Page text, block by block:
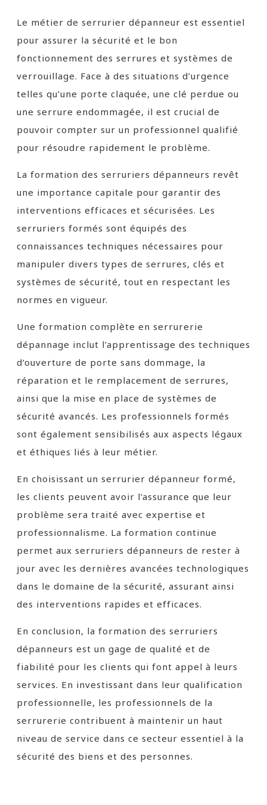
Le métier de serrurier dépanneur est essentiel
pour assurer la sécurité et le bon
fonctionnement des serrures et systèmes de
verrouillage. Face à des situations d’urgence
telles qu’une porte claquée, une clé perdue ou
une serrure endommagée, il est crucial de
pouvoir compter sur un professionnel qualifié
pour résoudre rapidement le problème.
La formation des serruriers dépanneurs revêt
une importance capitale pour garantir des
interventions efficaces et sécurisées. Les
serruriers formés sont équipés des
connaissances techniques nécessaires pour
manipuler divers types de serrures, clés et
systèmes de sécurité, tout en respectant les
normes en vigueur.
Une formation complète en serrurerie
dépannage inclut l’apprentissage des techniques
d’ouverture de porte sans dommage, la
réparation et le remplacement de serrures,
ainsi que la mise en place de systèmes de
sécurité avancés. Les professionnels formés
sont également sensibilisés aux aspects légaux
et éthiques liés à leur métier.
En choisissant un serrurier dépanneur formé,
les clients peuvent avoir l’assurance que leur
problème sera traité avec expertise et
professionnalisme. La formation continue
permet aux serruriers dépanneurs de rester à
jour avec les dernières avancées technologiques
dans le domaine de la sécurité, assurant ainsi
des interventions rapides et efficaces.
En conclusion, la formation des serruriers
dépanneurs est un gage de qualité et de
fiabilité pour les clients qui font appel à leurs
services. En investissant dans leur qualification
professionnelle, les professionnels de la
serrurerie contribuent à maintenir un haut
niveau de service dans ce secteur essentiel à la
sécurité des biens et des personnes.